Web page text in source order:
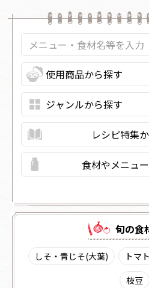
レシピ特集
食材やメニュ
旬の⾷
しそ・青じそ(大葉) トマト
枝豆